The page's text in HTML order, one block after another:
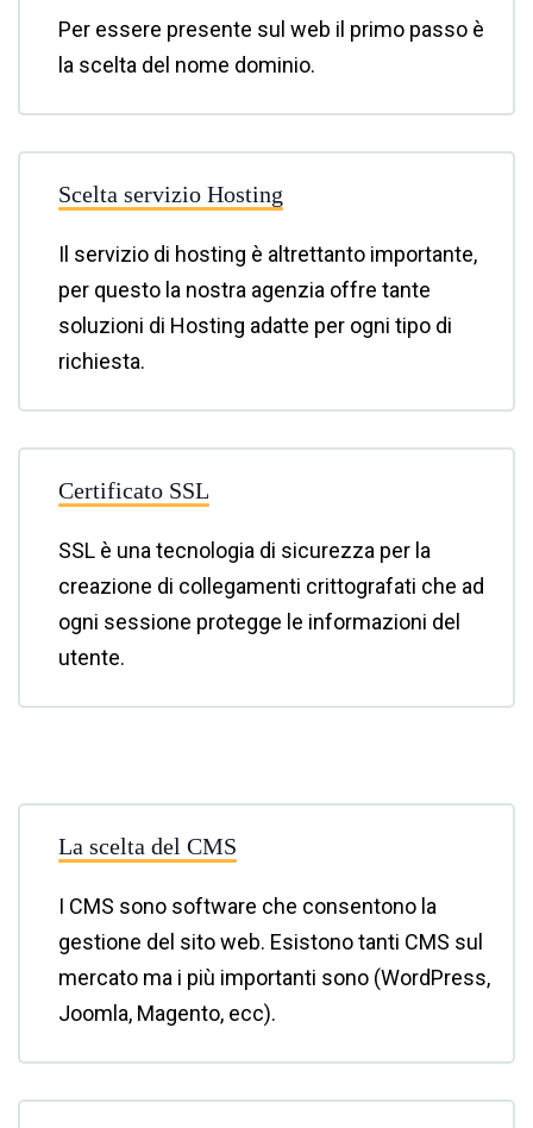
Per essere presente sul web il primo passo è
la scelta del nome dominio.
Scelta servizio Hosting
Il servizio di hosting è altrettanto importante,
per questo la nostra agenzia offre tante
soluzioni di Hosting adatte per ogni tipo di
richiesta.
Certificato SSL
SSL è una tecnologia di sicurezza per la
creazione di collegamenti crittografati che ad
ogni sessione protegge le informazioni del
utente.
La scelta del CMS
I CMS sono software che consentono la
gestione del sito web. Esistono tanti CMS sul
mercato ma i più importanti sono (WordPress,
Joomla, Magento, ecc).